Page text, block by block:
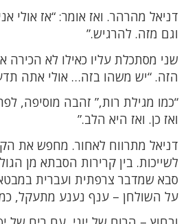
דניאל מהרהר. ואז אומר: “אז אולי
וגם מזה. להרגיש.”
שני מסתכלת עליו כאילו לא
הזה. “יש משהו בזה… אולי אתה
“כמו מגילת רות,” זהבה מוסיפה,
ואז כן. ואז היא הלב.”
דניאל מתרווח לאחור. מחפש את
לשייכות. בין קרירות הסבתא מן
סבא שמדבר צרפתית ועברית במבטא
על השולחן – ענף נענע מתעקל,